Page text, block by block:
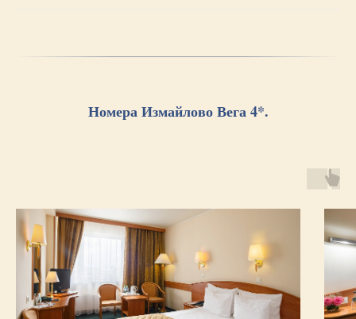
Номера Измайлово Вега 4*.